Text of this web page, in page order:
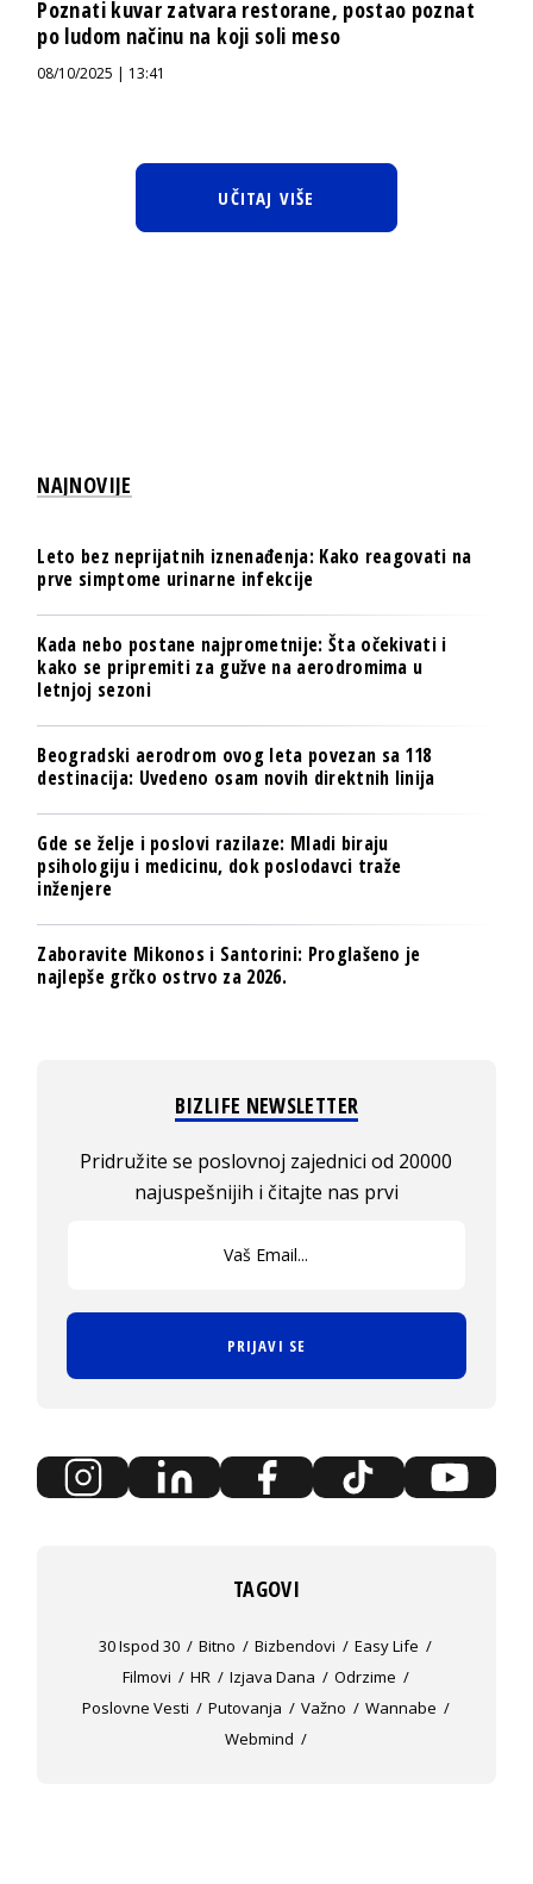
Poznati kuvar zatvara restorane, postao poznat
po ludom načinu na koji soli meso
08/10/2025 | 13:41
UČITAJ VIŠE
NAJNOVIJE
Leto bez neprijatnih iznenađenja: Kako reagovati na
prve simptome urinarne infekcije
Kada nebo postane najprometnije: Šta očekivati i
kako se pripremiti za gužve na aerodromima u
letnjoj sezoni
Beogradski aerodrom ovog leta povezan sa 118
destinacija: Uvedeno osam novih direktnih linija
Gde se želje i poslovi razilaze: Mladi biraju
psihologiju i medicinu, dok poslodavci traže
inženjere
Zaboravite Mikonos i Santorini: Proglašeno je
najlepše grčko ostrvo za 2026.
BIZLIFE NEWSLETTER
Pridružite se poslovnoj zajednici od 20000
najuspešnijih i čitajte nas prvi
PRIJAVI SE
TAGOVI
30 Ispod 30 Bitno Bizbendovi
Easy Life
Filmovi
HR Izjava Dana
Odrzime
Poslovne Vesti
Putovanja Važno
Wannabe
Webmind